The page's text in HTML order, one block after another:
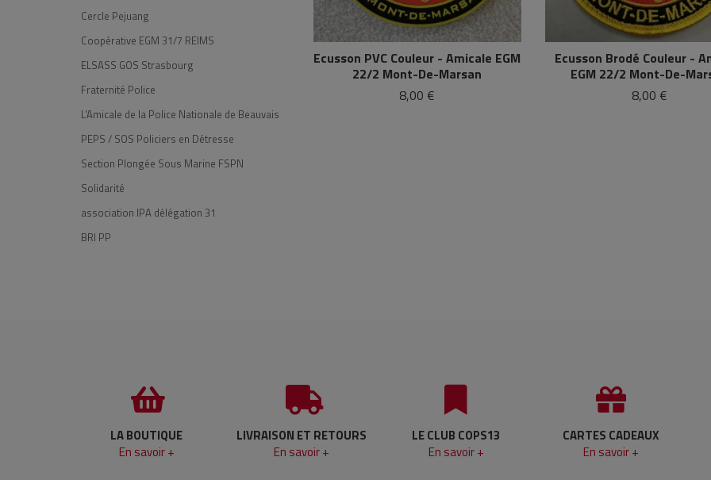
Cercle Pejuang
Coopérative EGM 31/7 REIMS
ELSASS GOS Strasbourg
Fraternité Police
L'Amicale de la Police Nationale de Beauvais
PEPS / SOS Policiers en Détresse
Section Plongée Sous Marine FSPN
Solidarité
association IPA délégation 31
BRI PP
Ecusson PVC Couleur - Amicale EGM
22/2 Mont-De-Marsan
8,00 €
Ecusson Brodé Couleur -
EGM 22/2 Mont-De-
8,00 €
LA BOUTIQUE
En savoir +
LIVRAISON ET RETOURS
En savoir +
LE CLUB COPS13
En savoir +
CARTES CADEAUX
En savoir +